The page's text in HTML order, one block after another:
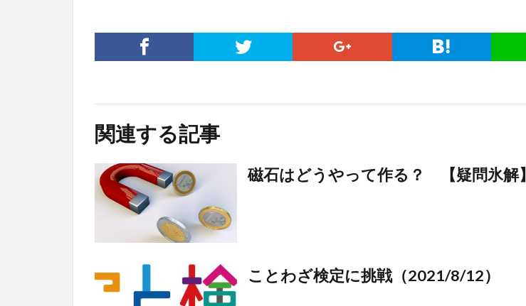
関連する記事
磁石はどうやって作る？ 【疑問氷解】
ことわざ検定に挑戦（2021/8/12）